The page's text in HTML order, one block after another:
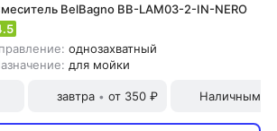
BelBagno BB-LAM03-2-IN-NERO
однозахватный
для мойки
завтра • от 350 ₽ Наличными